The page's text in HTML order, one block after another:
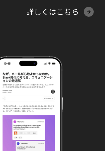
詳しくはこちら